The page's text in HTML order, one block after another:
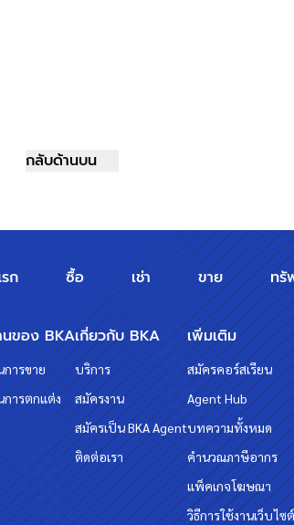
กลับด้านบน
ก ซื้อ เช่า ขาย ทรั
นของ BKA
การขาย
การตกแต่ง
เกี่ยวกับ BKA
บริการ
สมัครงาน
สมัครเป็น BKA Agent
ติดต่อเรา
เพิ่มเติม
สมัครคอร์สเรียน
Agent Hub
บทความทั้งหมด
คำนวณภาษีอากร
แพ็คเกจโฆษณา
วิธีการใช้งานเว็บไซต์